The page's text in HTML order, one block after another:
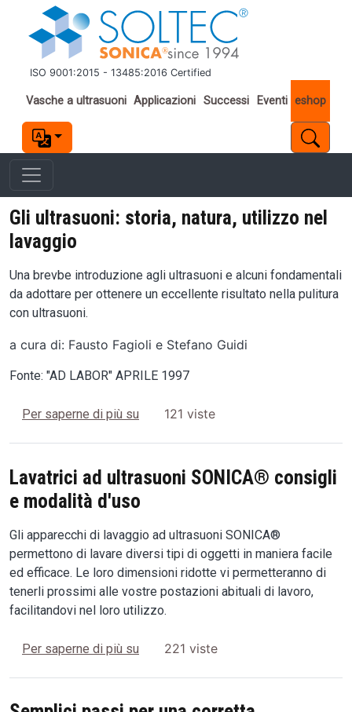
Salta al contenuto principale
ISO 9001:2015 - 13485:2016 Certified
Important links
Vasche a ultrasuoni Applicazioni Successi Eventi eshop
Gli ultrasuoni: storia, natura, utilizzo nel
lavaggio
Una brevbe introduzione agli ultrasuoni e alcuni fondamentali
da adottare per ottenere un eccellente risultato nella pulitura
con ultrasuoni.
a cura di: Fausto Fagioli e Stefano Guidi
Fonte: "AD LABOR" APRILE 1997
Per saperne di più su Gli ultrasuoni: storia, natura, utilizzo
121 viste
Lavatrici ad ultrasuoni SONICA® consigli
e modalità d'uso
Gli apparecchi di lavaggio ad ultrasuoni SONICA®
permettono di lavare diversi tipi di oggetti in maniera facile
ed efficace. Le loro dimensioni ridotte vi permetteranno di
tenerli prossimi alle vostre postazioni abituali di lavoro,
facilitandovi nel loro utilizzo.
Per saperne di più su Lavatrici ad ultrasuoni SONICA®
221 viste